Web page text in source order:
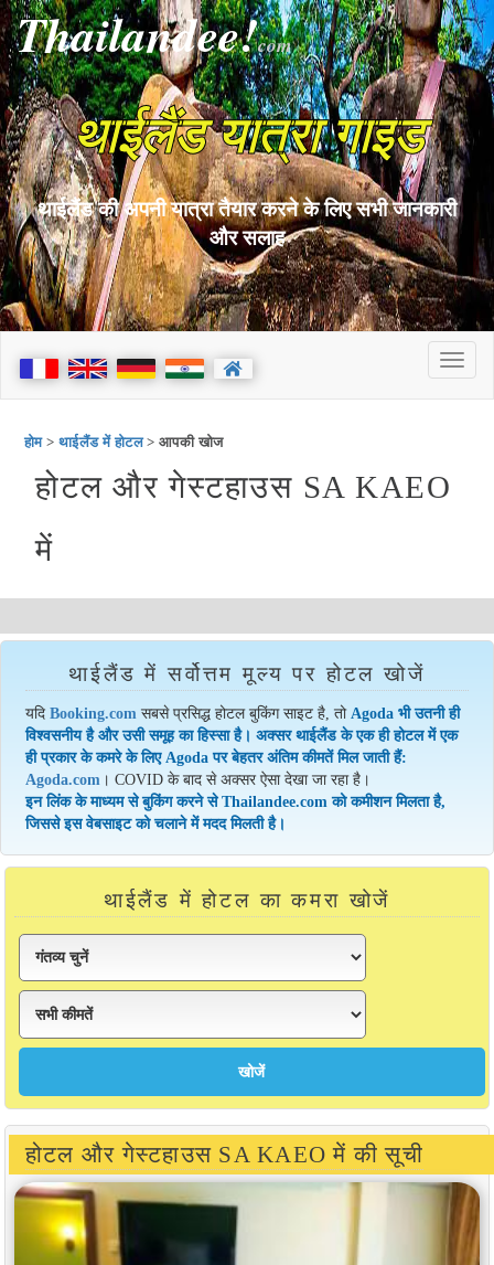
Thailandee!com
थाईलैंड यात्रा गाइड
थाईलैंड की अपनी यात्रा तैयार करने के लिए सभी जानकारी
और सलाह
होम>थाईलैंड में होटल> आपकी खोज
होटल और गेस्टहाउस SA KAEO
में
थाईलैंड में सर्वोत्तम मूल्य पर होटल खोजें
यदिBooking.com सबसे प्रसिद्ध होटल बुकिंग साइट है, तोAgoda भी उतनी ही
विश्वसनीय है और उसी समूह का हिस्सा है। अक्सर थाईलैंड के एक ही होटल में एक
ही प्रकार के कमरे के लिए Agoda पर बेहतर अंतिम कीमतें मिल जाती हैं:
Agoda.com । COVID के बाद से अक्सर ऐसा देखा जा रहा है।
इन लिंक के माध्यम से बुकिंग करने से Thailandee.com को कमीशन मिलता है,
जिससे इस वेबसाइट को चलाने में मदद मिलती है।
थाईलैंड में होटल का कमरा खोजें
होटल और गेस्टहाउस SA KAEO में की सूची